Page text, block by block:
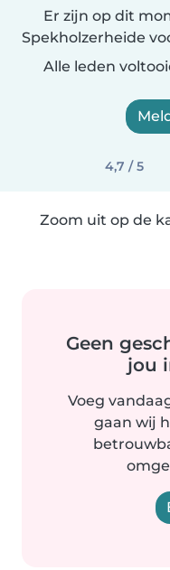
Er zijn op dit
Spekholzerheide
Alle leden
4,7 / 5
Zoom uit op de
Geen
jou
Voeg
gaan wij